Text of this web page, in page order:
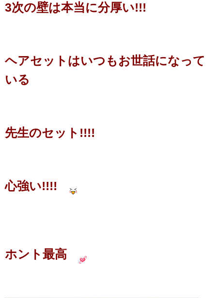
3次の壁は本当に分厚い!!!
ヘアセットはいつもお世話になって
いる
先生のセット!!!!
心強い!!!!
ホント最高